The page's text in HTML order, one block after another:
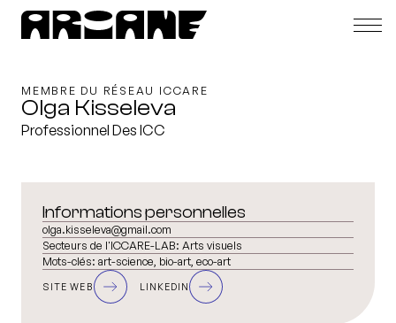
MEMBRE DU RÉSEAU ICCARE
Olga Kisseleva
Professionnel Des ICC
Informations personnelles
olga.kisseleva@gmail.com
Secteurs de l'ICCARE-LAB: Arts visuels
Mots-clés: art-science, bio-art, eco-art
SITE WEB LINKEDIN